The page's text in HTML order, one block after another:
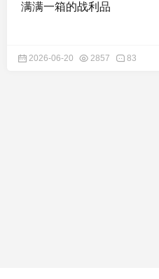
满满一箱的战利品
2026-06-20 2857 83